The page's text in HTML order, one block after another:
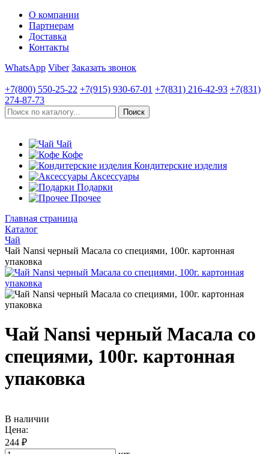
О компании
Партнерам
Доставка
Контакты
WhatsApp Viber Заказать звонок
+7(800) 550-25-22 +7(915) 930-67-01 +7(831) 216-42-93 +7(831)
274-87-73
Чай
Кофе
Кондитерские изделия
Аксессуары
Подарки
Прочее
Главная страница
Каталог
Чай
Чай Nansi черный Масала со специями, 100г. картонная
упаковка
Чай Nansi черный Масала со
специями, 100г. картонная
упаковка
В наличии
Цена:
244 ₽